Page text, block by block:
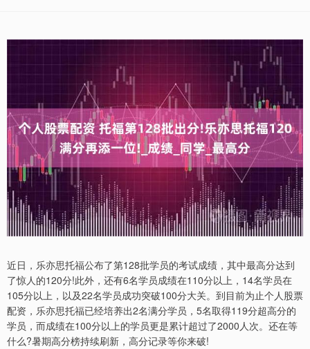
近日，乐亦思托福公布了第128批学员的考试成绩，其中最高分达到
了惊人的120分!此外，还有6名学员成绩在110分以上，14名学员在
105分以上，以及22名学员成功突破100分大关。到目前为止个人股票
配资，乐亦思托福已经培养出2名满分学员，5名取得119分超高分的
学员，而成绩在100分以上的学员更是累计超过了2000人次。还在等
什么?暑期高分榜持续刷新，高分记录等你来破!